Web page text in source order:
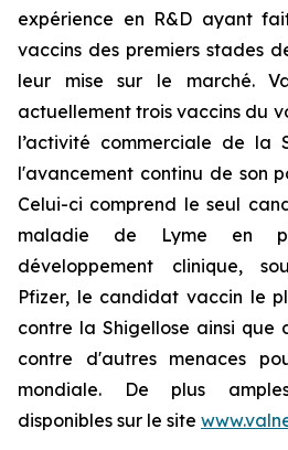
expérience en R&D ayant
vaccins des premiers stades
leur mise sur le marché.
actuellement trois vaccins du
l’activité commerciale de la
l'avancement continu de son
Celui-ci comprend le seul
maladie de Lyme en
développement clinique,
Pfizer, le candidat vaccin le
contre la Shigellose ainsi que
contre d'autres menaces
mondiale. De plus
disponibles sur le site